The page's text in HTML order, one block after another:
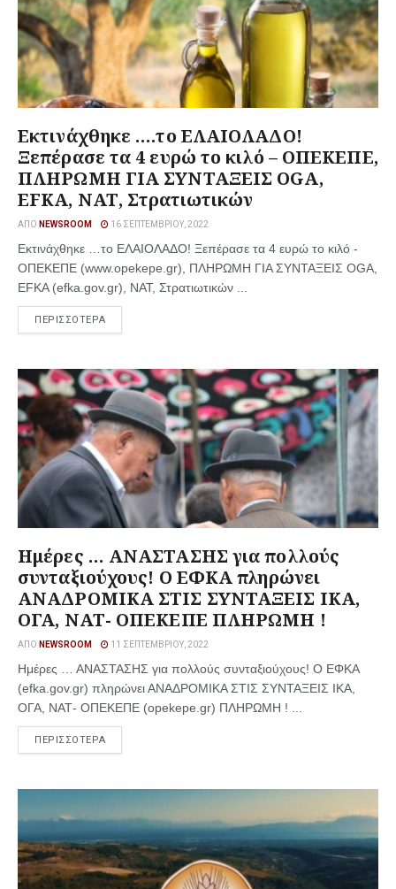
Εκτινάχθηκε ….το ΕΛΑΙΟΛΑΔΟ!
Ξεπέρασε τα 4 ευρώ το κιλό – ΟΠΕΚΕΠΕ,
ΠΛΗΡΩΜΗ ΓΙΑ ΣΥΝΤΑΞΕΙΣ OGA,
EFKA, ΝΑΤ, Στρατιωτικών
ΑΠΌ NEWSROOM 16 ΣΕΠΤΕΜΒΡΊΟΥ, 2022
Εκτινάχθηκε …το ΕΛΑΙΟΛΑΔΟ! Ξεπέρασε τα 4 ευρώ το κιλό -
ΟΠΕΚΕΠΕ (www.opekepe.gr), ΠΛΗΡΩΜΗ ΓΙΑ ΣΥΝΤΑΞΕΙΣ OGA,
EFKA (efka.gov.gr), ΝΑΤ, Στρατιωτικών ...
ΠΕΡΙΣΣΟΤΕΡΑ
Ημέρες … ΑΝΑΣΤΑΣΗΣ για πολλούς
συνταξιούχους! Ο ΕΦΚΑ πληρώνει
ΑΝΑΔΡΟΜΙΚΑ ΣΤΙΣ ΣΥΝΤΑΞΕΙΣ ΙΚΑ,
ΟΓΑ, ΝΑΤ- ΟΠΕΚΕΠΕ ΠΛΗΡΩΜΗ !
ΑΠΌ NEWSROOM 11 ΣΕΠΤΕΜΒΡΊΟΥ, 2022
Ημέρες … ΑΝΑΣΤΑΣΗΣ για πολλούς συνταξιούχους! Ο ΕΦΚΑ
(efka.gov.gr) πληρώνει ΑΝΑΔΡΟΜΙΚΑ ΣΤΙΣ ΣΥΝΤΑΞΕΙΣ ΙΚΑ,
ΟΓΑ, ΝΑΤ- ΟΠΕΚΕΠΕ (opekepe.gr) ΠΛΗΡΩΜΗ ! ...
ΠΕΡΙΣΣΟΤΕΡΑ